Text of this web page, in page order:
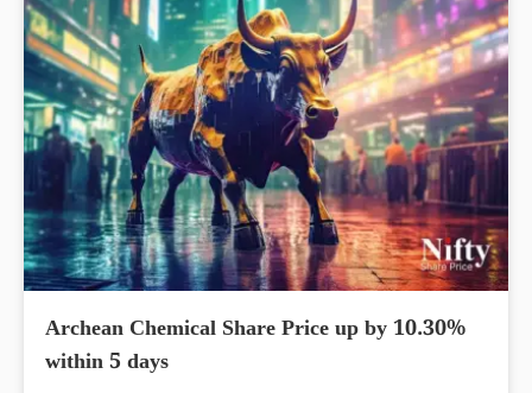
Archean Chemical Share Price up by 10.30%
within 5 days